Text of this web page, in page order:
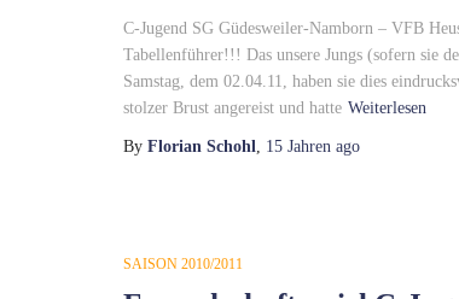
C-Jugend SG Güdesweiler-Namborn – VFB
Tabellenführer!!! Das unsere Jungs (sofern sie
Samstag, dem 02.04.11, haben sie dies
stolzer Brust angereist und hatte Weiterlesen
By Florian Schohl, 15 Jahren ago
SAISON 2010/2011